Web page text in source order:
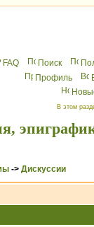
FAQ Поиск
Профиль
В этом
-> Дискуссии